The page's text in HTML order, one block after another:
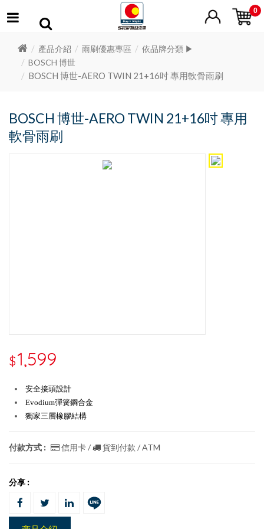
0
產品介紹 雨刷優惠專區
依品牌分類 ▶
BOSCH 博世
BOSCH 博世-AERO TWIN 21+16吋 專用軟骨雨刷
BOSCH 博世-AERO TWIN 21+16吋 專用
軟骨雨刷
$1,599
安全接頭設計
Evodium彈簧鋼合金
獨家三層橡膠結構
付款方式 : 信用卡 / 貨到付款 / ATM
分享 :